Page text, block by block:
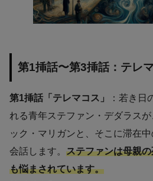
第1挿話〜第3挿話：テレ
第1挿話「テレマコス」
：若き日
れる青年ステファン・デダラス
ック・マリガンと、そこに滞在
会話します。 ステファンは母親
も悩まされています。